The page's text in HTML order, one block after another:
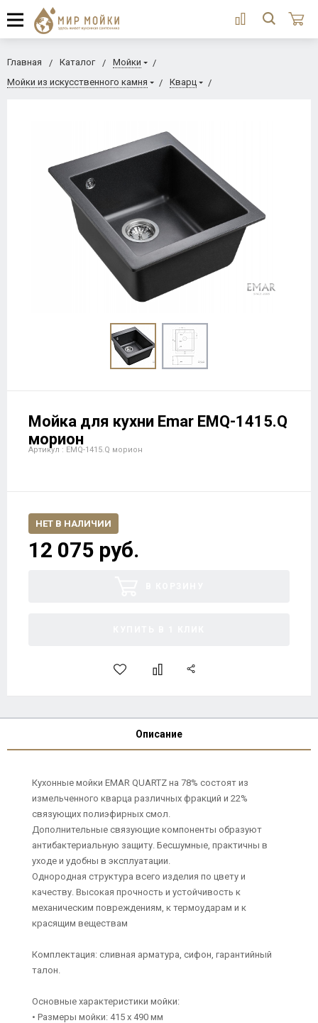
Главная Каталог
Мойки
Мойки из искусственного камня
Кварц
Мойка для кухни Еmar EMQ-1415.Q
морион
Артикул : EMQ-1415.Q морион
НЕТ В НАЛИЧИИ
12 075 руб.
Описание
Кухонные мойки EMAR QUARTZ на 78% состоят из
измельченного кварца различных фракций и 22%
связующих полиэфирных смол.
Дополнительные связующие компоненты образуют
антибактериальную защиту. Бесшумные, практичны в
уходе и удобны в эксплуатации.
Однородная структура всего изделия по цвету и
качеству. Высокая прочность и устойчивость к
механическим повреждениям, к термоударам и к
красящим веществам
Комплектация: сливная арматура, сифон, гарантийный
талон.
Основные характеристики мойки:
• Размеры мойки: 415 x 490 мм